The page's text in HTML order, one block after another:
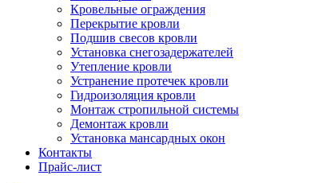
Кровельные ограждения
Перекрытие кровли
Подшив свесов кровли
Установка снегозадержателей
Утепление кровли
Устранение протечек кровли
Гидроизоляция кровли
Монтаж стропильной системы
Демонтаж кровли
Установка мансардных окон
Контакты
Прайс-лист